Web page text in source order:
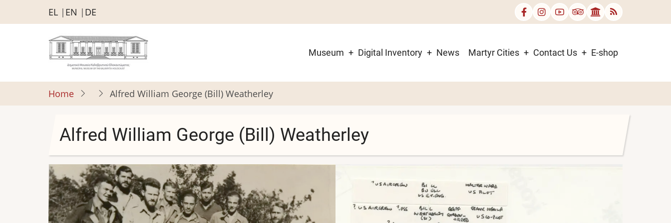
to
EL EN DE
Museum Digital Inventory News Martyr Cities Contact Us E-shop
Home Alfred William George (Bill) Weatherley
Alfred William George (Bill) Weatherley
Image